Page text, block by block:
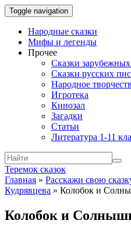
Toggle navigation
Народные сказки
Мифы и легенды
Прочее
Сказки зарубежных
Сказки русских
Народное
Игротека
Кинозал
Загадки
Статьи
Литература 1-11
Теремок сказок
Главная » Расскажи свою
Кудрявцева » Колобок и
Колобок и